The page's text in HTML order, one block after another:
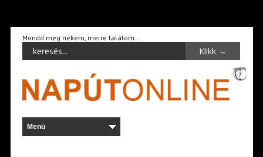
Mondd meg nékem, merre találom…